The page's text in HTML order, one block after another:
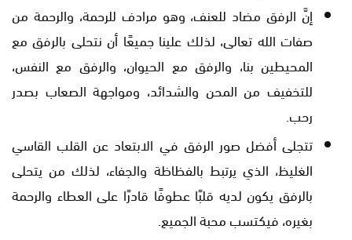
إنَّ الرفق مضاد للعنف، وهو مرادف للرحمة، والرحمة من
صفات الله تعالى، لذلك علينا جميعًا أن نتحلى بالرفق مع
المحيطين بنا، والرفق مع الحيوان، والرفق مع النفس،
للتخفيف من المحن والشدائد، ومواجهة الصعاب بصدر
رحب.
تتجلى أفضل صور الرفق في الابتعاد عن القلب القاسي
الغليظ، الذي يرتبط بالفظاظة والجفاء، لذلك من يتحلى
بالرفق يكون لديه قلبًا عطوفًا قادرًا على العطاء والرحمة
بغيره، فيكتسب محبة الجميع.